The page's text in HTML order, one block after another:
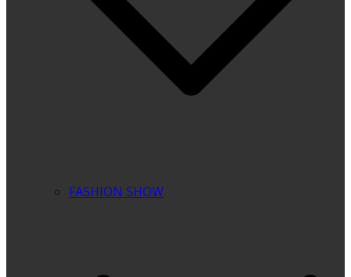
FASHION SHOW